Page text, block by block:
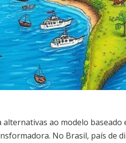
alternativas ao modelo
No Brasil, país de